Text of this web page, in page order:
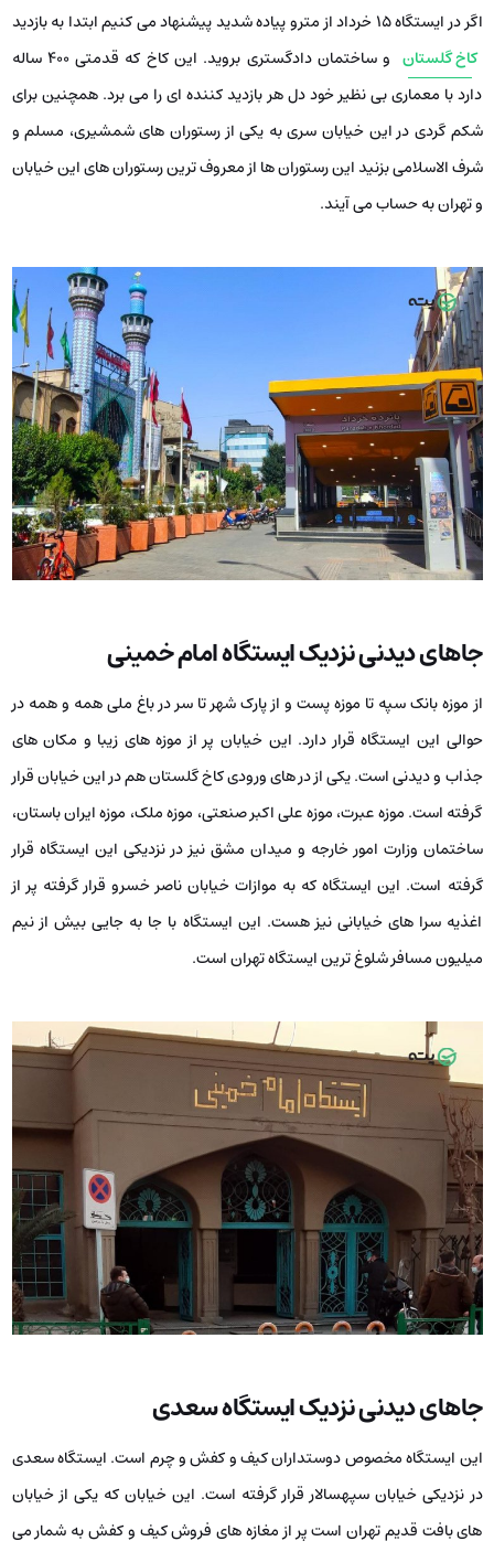
اگر در ایستگاه ۱۵ خرداد از مترو پیاده شدید پیشنهاد می کنیم ابتدا به بازدید
کاخ گلستان
و ساختمان دادگستری بروید. این کاخ که قدمتی ۴۰۰ ساله
دارد با معماری بی نظیر خود دل هر بازدید کننده ای را می برد. همچنین برای
شکم گردی در این خیابان سری به یکی از رستوران های شمشیری، مسلم و
شرف الاسلامی بزنید این رستوران ها از معروف ترین رستوران های این خیابان
و تهران به حساب می آیند.
جاهای دیدنی نزدیک ایستگاه امام خمینی
از موزه بانک سپه تا موزه پست و از پارک شهر تا سر در باغ ملی همه و همه در
حوالی این ایستگاه قرار دارد. این خیابان پر از موزه های زیبا و مکان های
جذاب و دیدنی است. یکی از در های ورودی کاخ گلستان هم در این خیابان قرار
گرفته است. موزه عبرت، موزه علی اکبر صنعتی، موزه ملک، موزه ایران باستان،
ساختمان وزارت امور خارجه و میدان مشق نیز در نزدیکی این ایستگاه قرار
گرفته است. این ایستگاه که به موازات خیابان ناصر خسرو قرار گرفته پر از
اغذیه سرا های خیابانی نیز هست. این ایستگاه با جا به جایی بیش از نیم
میلیون مسافر شلوغ ترین ایستگاه تهران است.
جاهای دیدنی نزدیک ایستگاه سعدی
این ایستگاه مخصوص دوستداران کیف و کفش و چرم است. ایستگاه سعدی
در نزدیکی خیابان سپهسالار قرار گرفته است. این خیابان که یکی از خیابان
های بافت قدیم تهران است پر از مغازه های فروش کیف و کفش به شمار می